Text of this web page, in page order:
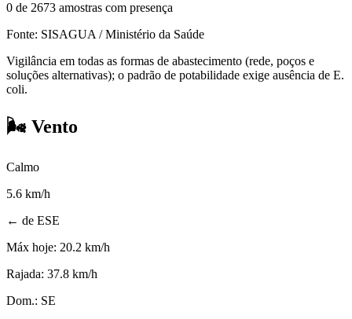
0 de 2673 amostras com presença
Fonte: SISAGUA / Ministério da Saúde
Vigilância em todas as formas de abastecimento (rede, poços e
soluções alternativas); o padrão de potabilidade exige ausência de E.
coli.
🌬️ Vento
Calmo
5.6 km/h
← de ESE
Máx hoje: 20.2 km/h
Rajada: 37.8 km/h
Dom.: SE